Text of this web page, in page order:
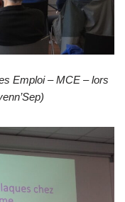
Emploi – MCE – lors